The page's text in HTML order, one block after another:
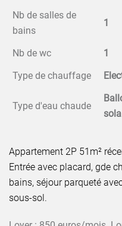
Nb de salles de
bains
1
Nb de wc
1
Type de chauffage
Type d'eau chaude
Appartement 2P 51m²
Entrée avec placard, gde
bains, séjour parqueté
sous-sol.